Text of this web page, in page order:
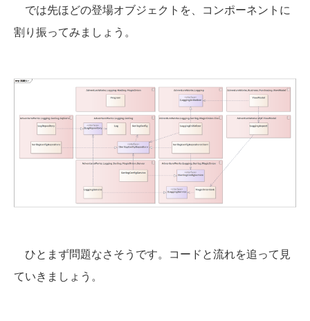
では先ほどの登場オブジェクトを、コンポーネントに
割り振ってみましょう。
ひとまず問題なさそうです。コードと流れを追って見
ていきましょう。